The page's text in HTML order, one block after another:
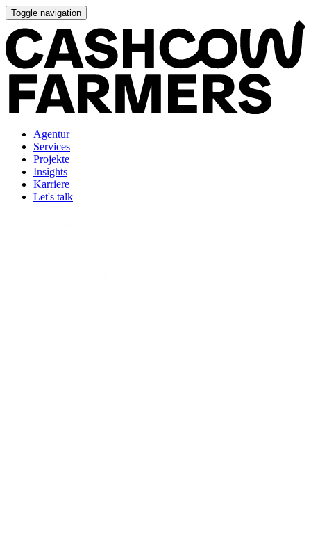
Toggle navigation
Agentur
Services
Projekte
Insights
Karriere
Let's talk